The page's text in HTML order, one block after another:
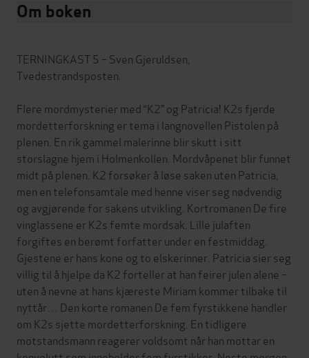
Om boken
TERNINGKAST 5 – Sven Gjeruldsen,
Tvedestrandsposten.
Flere mordmysterier med “K2” og Patricia! K2s fjerde
mordetterforskning er tema i langnovellen Pistolen på
plenen. En rik gammel malerinne blir skutt i sitt
storslagne hjem i Holmenkollen. Mordvåpenet blir funnet
midt på plenen. K2 forsøker å løse saken uten Patricia,
men en telefonsamtale med henne viser seg nødvendig
og avgjørende for sakens utvikling. Kortromanen De fire
vinglassene er K2s femte mordsak. Lille julaften
forgiftes en berømt forfatter under en festmiddag.
Gjestene er hans kone og to elskerinner. Patricia sier seg
villig til å hjelpe da K2 forteller at han feirer julen alene –
uten å nevne at hans kjæreste Miriam kommer tilbake til
nyttår… Den korte romanen De fem fyrstikkene handler
om K2s sjette mordetterforskning. En tidligere
motstandsmann reagerer voldsomt når han mottar en